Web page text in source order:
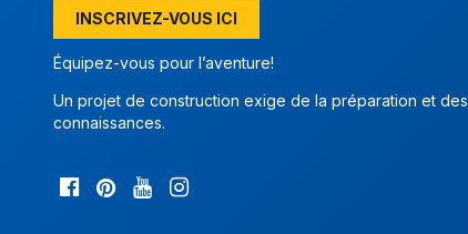
INSCRIVEZ-VOUS ICI
Équipez-vous pour l’aventure!
Un projet de construction exige de la préparation et des
connaissances.